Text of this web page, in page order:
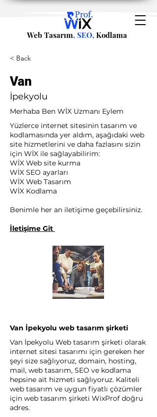
Web Tasarım, SEO, Kodlama
< Back
Van
İpekyolu
Merhaba Ben WİX Uzmanı Eylem
Yüzlerce internet sitesinin tasarım ve
kodlamasında yer aldım, aşağıdaki web
site hizmetlerini ve daha fazlasını sizin
için WİX ile sağlayabilirim:​ ​
WİX Web site kurma
WİX SEO ayarları
WİX Web Tasarım
WİX Kodlama ​
Benimle her an iletişime geçebilirsiniz.
İletişime Git
Van İpekyolu web tasarım şirketi
Van İpekyolu Web tasarım şirketi olarak
internet sitesi tasarımı için gereken her
şeyi size sağlıyoruz, domain, hosting,
mail, web tasarım, SEO ve kodlama
hepsine ait hizmeti sağlıyoruz. Kaliteli
web tasarım ve uygun fiyatlı çözümler
için web tasarım şirketi WixProf doğru
adres.